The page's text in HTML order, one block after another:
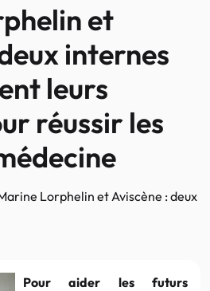
et
internes
leurs
réussir les
Lorphelin et Aviscène : deux
Pour aider les futurs